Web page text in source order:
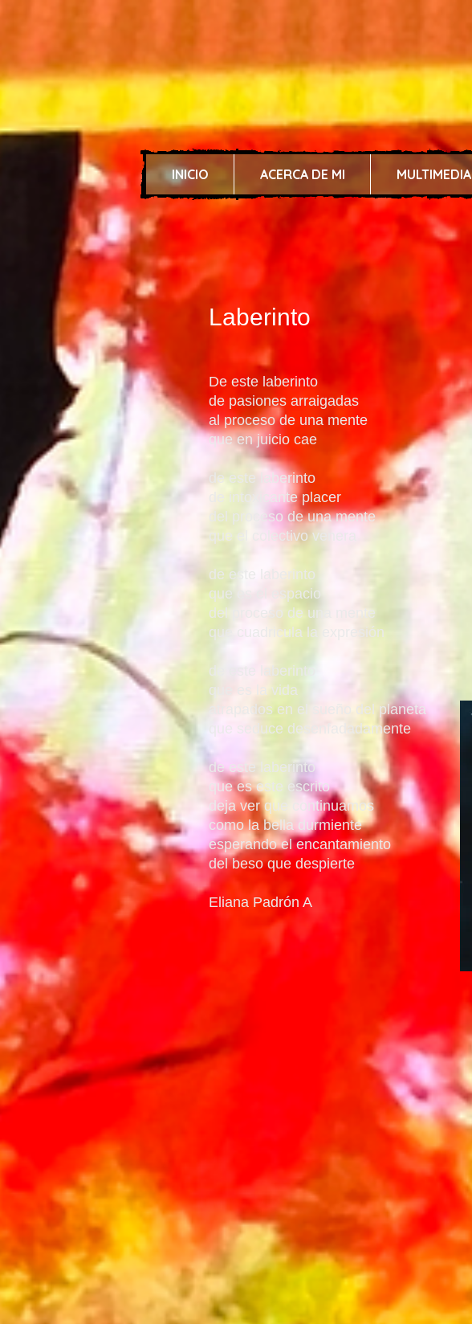
INICIO ACERCA DE MI MULTIMEDIA
Laberinto
De este laberinto
de pasiones arraigadas
al proceso de una mente
que en juicio cae
de este laberinto
de intoxicante placer
del proceso de una mente
que el colectivo venera
de este laberinto
que es el espacio
del proceso de una mente
que cuadricula la expresión
de este laberinto
que es la vida
atrapados en el sueño del planeta
que seduce desenfadadamente
de este laberinto
que es este escrito
deja ver que continuamos
como la bella durmiente
esperando el encantamiento
del beso que despierte
Eliana Padrón A